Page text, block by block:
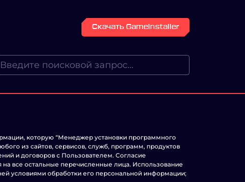
Скачать GameInstaller
которую “Менеджер установки программного
из сайтов, сервисов, служб, программ, продуктов
и договоров с Пользователем. Согласие
все остальные перечисленные лица. Использование
условиями обработки его персональной информации;